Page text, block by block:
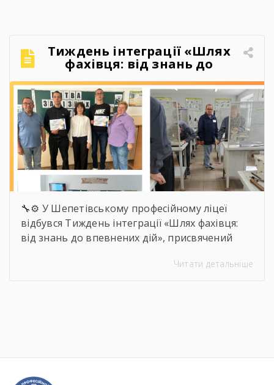
поїздки, фото, меми, історії, які зрозуміють […]
Тиждень інтеграції «Шлях
фахівця: від знань до
впевнених дій»
🔧⚙️ У Шепетівському професійному ліцеї
відбувся Тиждень інтеграції «Шлях фахівця:
від знань до впевнених дій», присвячений
тижня здобувачі освіти брали участь в
та вдосконалювати практичні навички, а й
Читати детальніше